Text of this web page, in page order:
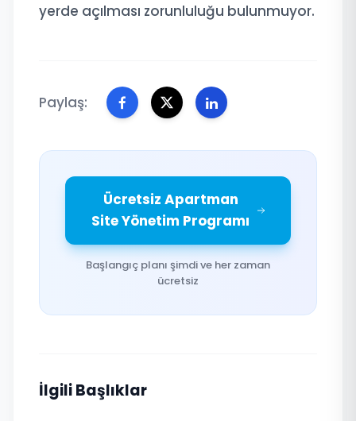
yerde açılması zorunluluğu bulunmuyor.
Paylaş:
Ücretsiz Apartman
Site Yönetim Programı
Başlangıç planı şimdi ve her zaman
ücretsiz
İlgili Başlıklar